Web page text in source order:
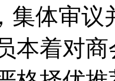
集体审议
本着对